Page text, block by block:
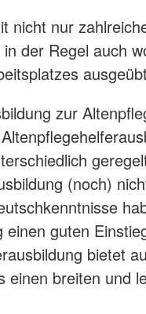
nicht nur
der Regel auch
zur
(noch)
guten
bietet
einen breiten und